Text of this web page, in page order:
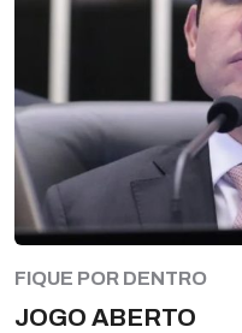
FIQUE POR DENTRO
JOGO ABERTO